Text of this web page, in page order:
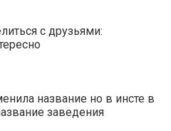
с друзьями:
название но в инсте в
заведения